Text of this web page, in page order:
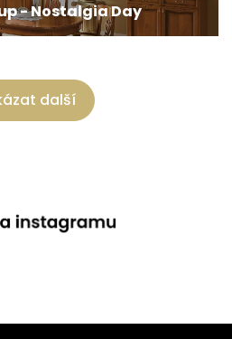
- Nostalgia Day
další